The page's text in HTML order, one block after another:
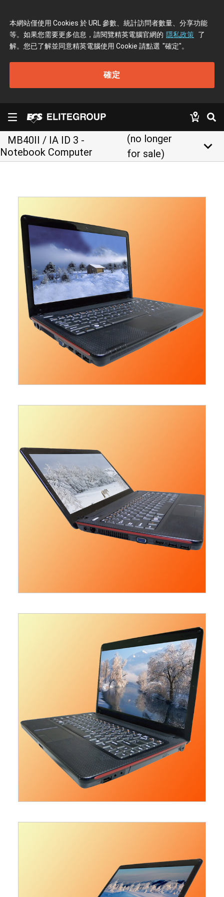
本網站僅使用 Cookies 於 URL 參數、統計訪問者數量、分享功能
等。如果您需要更多信息，請閱覽精英電腦官網的 隱私政策 了
解。您已了解並同意精英電腦使用 Cookie 請點選 "確定"。
確定
MB40II / IA ID 3 -
Notebook Computer
(no longer
for sale)
keyboard_arrow_down